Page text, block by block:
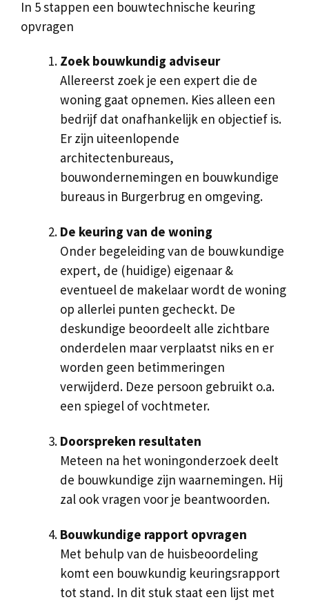
In 5 stappen een bouwtechnische keuring
opvragen
Zoek bouwkundig adviseur
Allereerst zoek je een expert die de
woning gaat opnemen. Kies alleen een
bedrijf dat onafhankelijk en objectief is.
Er zijn uiteenlopende
architectenbureaus,
bouwondernemingen en bouwkundige
bureaus in Burgerbrug en omgeving.
De keuring van de woning
Onder begeleiding van de bouwkundige
expert, de (huidige) eigenaar &
eventueel de makelaar wordt de woning
op allerlei punten gecheckt. De
deskundige beoordeelt alle zichtbare
onderdelen maar verplaatst niks en er
worden geen betimmeringen
verwijderd. Deze persoon gebruikt o.a.
een spiegel of vochtmeter.
Doorspreken resultaten
Meteen na het woningonderzoek deelt
de bouwkundige zijn waarnemingen. Hij
zal ook vragen voor je beantwoorden.
Bouwkundige rapport opvragen
Met behulp van de huisbeoordeling
komt een bouwkundig keuringsrapport
tot stand. In dit stuk staat een lijst met